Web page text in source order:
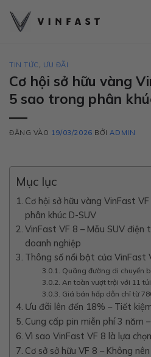
qua
TIN TỨC , ƯU ĐÃI
Cơ hội sở hữu vàng
5 sao trong phân
ĐĂNG VÀO 19/03/2026 BỞI ADMIN
Mục lục
Cơ hội sở hữu vàng VinFast
phân khúc D-SUV
VinFast VF 8 – Mẫu SUV điện
doanh nghiệp
Thông số nổi bật của VinFast
Quãng đường di chuyển
An toàn vượt trội với 11
Giá bán hấp dẫn chỉ từ
Ưu đãi lên đến 18% – Tiết
Cung cấp pin miễn phí 3 năm
Vì sao VinFast VF 8 là lựa
Cơ sở sở hữu VF 8 – Không